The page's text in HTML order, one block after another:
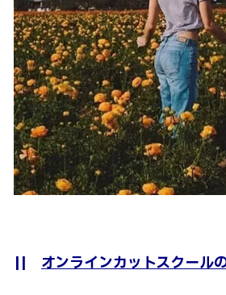
|| オンラインカットスクール